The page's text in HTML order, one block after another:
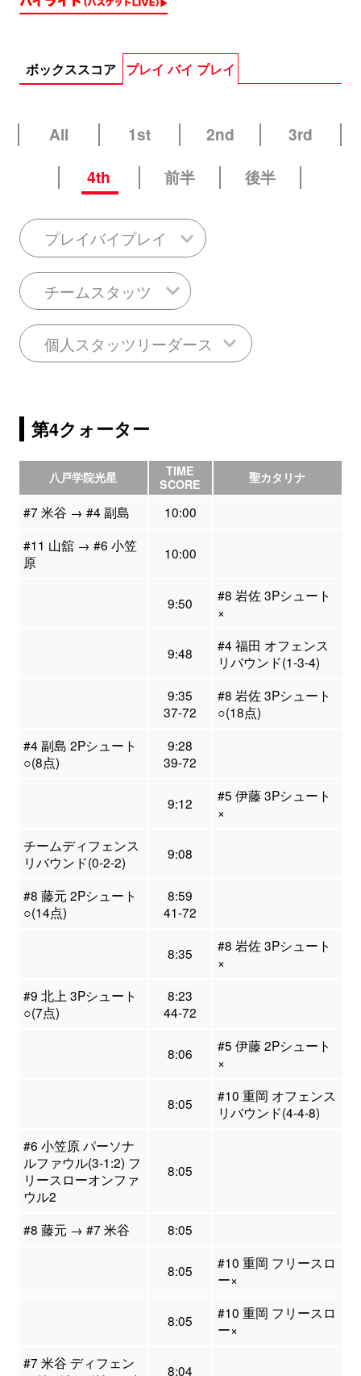
ボックススコア プレイ バイ プレイ
All 1st 2nd
3rd
4th
前半 後半
プレイバイプレイ
チームスタッツ
個人スタッツリーダース
第4クォーター
八戸学院光星
TIME
SCORE
聖カタリナ
#7 米谷 → #4 副島
10:00
#11 山舘 → #6 小笠
原
10:00
9:50
#8 岩佐 3Pシュート
×
9:48
#4 福田 オフェンス
リバウンド(1-3-4)
9:35
37-72
#8 岩佐 3Pシュート
○(18点)
#4 副島 2Pシュート
○(8点)
9:28
39-72
9:12
#5 伊藤 3Pシュート
×
チームディフェンス
リバウンド(0-2-2)
9:08
#8 藤元 2Pシュート
○(14点)
8:59
41-72
8:35
#8 岩佐 3Pシュート
×
#9 北上 3Pシュート
○(7点)
8:23
44-72
8:06
#5 伊藤 2Pシュート
×
8:05
#10 重岡 オフェンス
リバウンド(4-4-8)
#6 小笠原 パーソナ
ルファウル(3-1:2) フ
リースローオンファ
ウル2
8:05
#8 藤元 → #7 米谷 8:05
8:05
#10 重岡 フリースロ
ー×
8:05
#10 重岡 フリースロ
ー×
#7 米谷 ディフェン
8:04